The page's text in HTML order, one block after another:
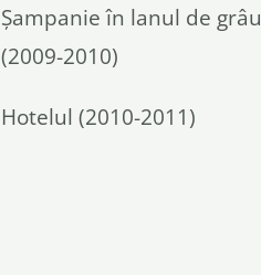
Şampanie în lanul de grâu
(2009-2010)
Hotelul (2010-2011)